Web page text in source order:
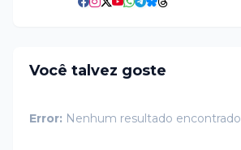
Você talvez goste
Error: Nenhum resultado encontrado